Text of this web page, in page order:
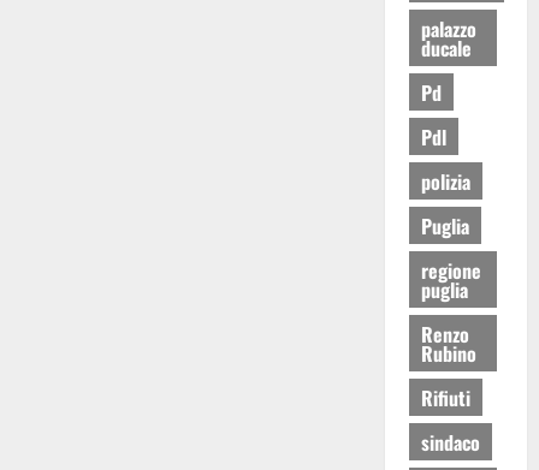
palazzo
ducale
Pd
Pdl
polizia
Puglia
regione
puglia
Renzo
Rubino
Rifiuti
sindaco